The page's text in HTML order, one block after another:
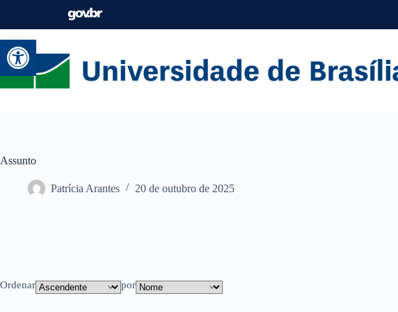
Abrir a barra de ferramentas
Assunto
Patrícia Arantes 20 de outubro de 2025
Ordenar por